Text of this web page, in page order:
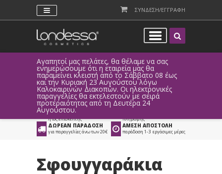
ΣΥΝΔΕΣΗ/ΕΓΓΡΑΦΗ
Αγαπητοί μας πελάτες, θα θέλαμε να σας
ενημερώσουμε ότι η εταιρεία μας θα
παραμείνει κλειστή από το Σάββατο 08 έως
και την Κυριακή 23 Αυγούστου λόγω
Καλοκαιρινών Διακοπών. Οι ηλεκτρονικές
παραγγελίες θα εκτελεστούν με σειρά
προτεραιότητας από τη Δευτέρα 24
Αυγούστου.
Προϊόντα > Είδη Αισθητικής
>
Είδη Μακιγιάζ
ΑΜΕΣΗ ΣΥΝΔΕΣΗ
Facebook, Gmail
ή ως επισκέπτης
ΕΥΚΟΛΕΣ ΑΓΟΡΕΣ
πληρωμής
ΔΩΡΕΑΝ ΠΑΡΑΔΟΣΗ
για παραγγελίες άνω των 20€
ΑΜΕΣΗ ΑΠΟΣΤΟΛΗ
παράδοση 1-3 εργάσιμες μέρες
Σφουγγαράκια